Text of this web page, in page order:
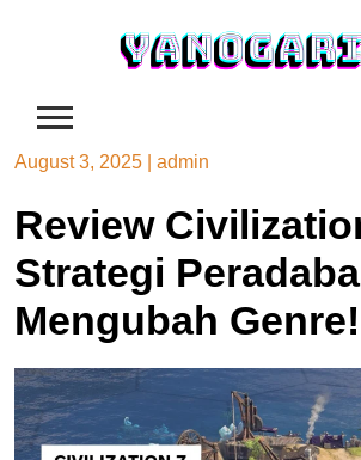
August 3, 2025 admin
Review
Strategi
Mengubah Genre!